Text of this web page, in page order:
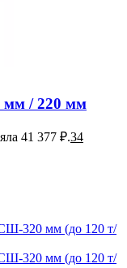
/ 220 мм
41 377 ₽.34